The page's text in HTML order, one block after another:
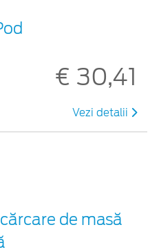
€ 30,41
Vezi detalii
de masă